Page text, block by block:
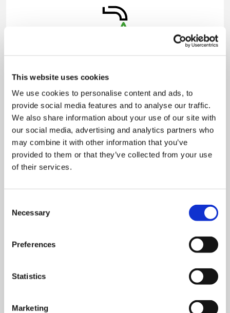
This website uses cookies
We use cookies to personalise content and ads, to
provide social media features and to analyse our traffic.
We also share information about your use of our site with
our social media, advertising and analytics partners who
may combine it with other information that you’ve
provided to them or that they’ve collected from your use
of their services.
Selection
Necessary
Preferences
Statistics
Marketing
-14 m³
Wasser